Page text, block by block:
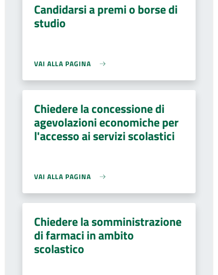
Candidarsi a premi o borse di
studio
VAI ALLA PAGINA
Chiedere la concessione di
agevolazioni economiche per
l'accesso ai servizi scolastici
VAI ALLA PAGINA
Chiedere la somministrazione
di farmaci in ambito
scolastico